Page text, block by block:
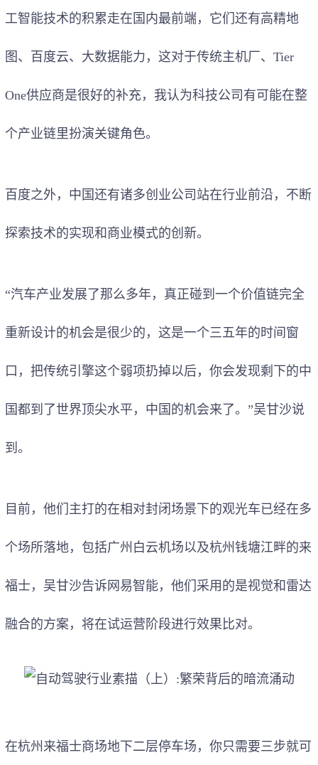
工智能技术的积累走在国内最前端，它们还有高精地
图、百度云、大数据能力，这对于传统主机厂、Tier
One供应商是很好的补充，我认为科技公司有可能在整
个产业链里扮演关键角色。
百度之外，中国还有诸多创业公司站在行业前沿，不断
探索技术的实现和商业模式的创新。
“汽车产业发展了那么多年，真正碰到一个价值链完全
重新设计的机会是很少的，这是一个三五年的时间窗
口，把传统引擎这个弱项扔掉以后，你会发现剩下的中
国都到了世界顶尖水平，中国的机会来了。”吴甘沙说
到。
目前，他们主打的在相对封闭场景下的观光车已经在多
个场所落地，包括广州白云机场以及杭州钱塘江畔的来
福士，吴甘沙告诉网易智能，他们采用的是视觉和雷达
融合的方案，将在试运营阶段进行效果比对。
在杭州来福士商场地下二层停车场，你只需要三步就可